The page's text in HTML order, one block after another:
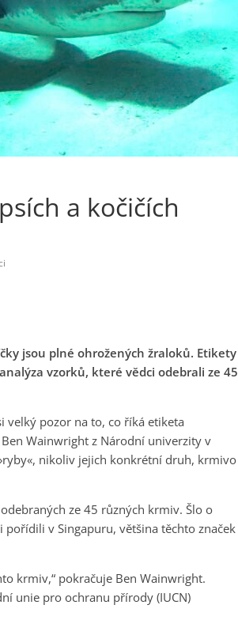
a kočičích
jsou plné ohrožených žraloků. Etikety
vzorků, které vědci odebrali ze 45
velký pozor na to, co říká etiketa
Wainwright z Národní univerzity v
nikoliv jejich konkrétní druh, krmivo
ze 45 různých krmiv. Šlo o
v Singapuru, většina těchto značek
krmiv,“ pokračuje Ben Wainwright.
unie pro ochranu přírody (IUCN)